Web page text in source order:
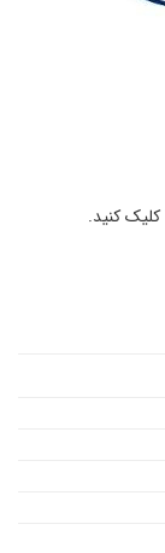
کلیک کنید.